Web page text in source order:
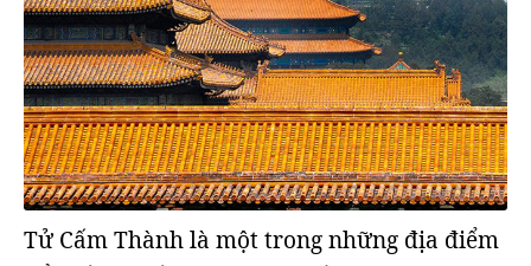
Tử Cấm Thành là một trong những địa điểm